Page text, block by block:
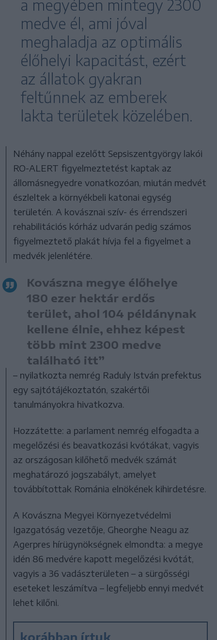
a megyében mintegy 2300
medve él, ami jóval
meghaladja az optimális
élőhelyi kapacitást, ezért
az állatok gyakran
feltűnnek az emberek
lakta területek közelében.
Néhány nappal ezelőtt Sepsiszentgyörgy lakói
RO-ALERT figyelmeztetést kaptak az
állomásnegyedre vonatkozóan, miután medvét
észleltek a környékbeli katonai egység
területén. A kovásznai szív- és érrendszeri
rehabilitációs kórház udvarán pedig számos
figyelmeztető plakát hívja fel a figyelmet a
medvék jelenlétére.
Kovászna megye élőhelye
180 ezer hektár erdős
terület, ahol 104 példánynak
kellene élnie, ehhez képest
több mint 2300 medve
található itt”
– nyilatkozta nemrég Raduly István prefektus
egy sajtótájékoztatón, szakértői
tanulmányokra hivatkozva.
Hozzátette: a parlament nemrég elfogadta a
megelőzési és beavatkozási kvótákat, vagyis
az országosan kilőhető medvék számát
meghatározó jogszabályt, amelyet
továbbítottak Románia elnökének kihirdetésre.
A Kovászna Megyei Környezetvédelmi
Igazgatóság vezetője, Gheorghe Neagu az
Agerpres hírügynökségnek elmondta: a megye
idén 86 medvére kapott megelőzési kvótát,
vagyis a 36 vadászterületen – a sürgősségi
eseteket leszámítva – legfeljebb ennyi medvét
lehet kilőni.
korábban írtuk